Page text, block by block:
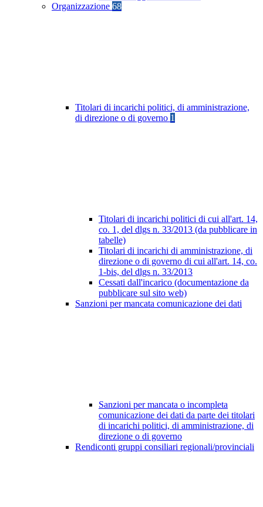
Organizzazione 68
Titolari di incarichi politici, di amministrazione,
di direzione o di governo 1
Titolari di incarichi politici di cui all'art. 14,
co. 1, del dlgs n. 33/2013 (da pubblicare in
tabelle)
Titolari di incarichi di amministrazione, di
direzione o di governo di cui all'art. 14, co.
1-bis, del dlgs n. 33/2013
Cessati dall'incarico (documentazione da
pubblicare sul sito web)
Sanzioni per mancata comunicazione dei dati
Sanzioni per mancata o incompleta
comunicazione dei dati da parte dei titolari
di incarichi politici, di amministrazione, di
direzione o di governo
Rendiconti gruppi consiliari regionali/provinciali